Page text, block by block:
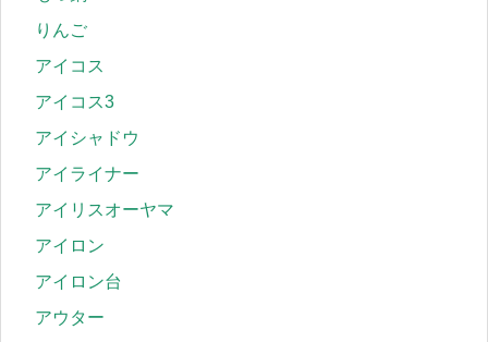
りんご
アイコス
アイコス3
アイシャドウ
アイライナー
アイリスオーヤマ
アイロン
アイロン台
アウター